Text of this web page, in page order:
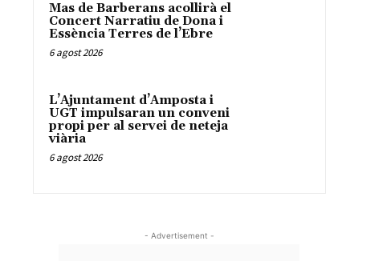
Mas de Barberans acollirà el
Concert Narratiu de Dona i
Essència Terres de l’Ebre
6 agost 2026
L’Ajuntament d’Amposta i
UGT impulsaran un conveni
propi per al servei de neteja
viària
6 agost 2026
- Advertisement -